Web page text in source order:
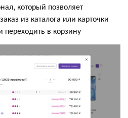
который позволяет
из каталога или карточки
переходить в корзину